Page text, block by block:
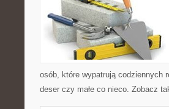
osób, które wypatrują codziennych
deser czy małe co nieco. Zobacz